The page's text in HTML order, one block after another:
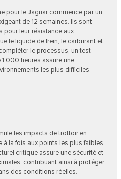
pour le Jaguar commence par un
de 12 semaines. Ils sont
pour leur résistance aux
le liquide de frein, le carburant et
le processus, un test
000 heures assure une
les plus difficiles.
les impacts de trottoir en
à la fois aux points les plus faibles
critique assure une sécurité et
contribuant ainsi à protéger
des conditions réelles.